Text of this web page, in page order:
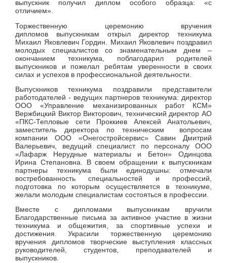
выпускник получил диплом особого образца: «с
отличием».
Торжественную церемонию вручения
дипломов выпускникам открыл директор техникума
Михаил Яковлевич Гордин. Михаил Яковлевич поздравил
молодых специалистов со знаменательным днем –
окончанием техникума, поблагодарил родителей
выпускников и пожелал ребятам уверенности в своих
силах и успехов в профессиональной деятельности.
Выпускников техникума поздравили представители
работодателей - ведущих партнеров техникума: директор
ООО «Управление механизированных работ КСМ»
Вержбицкий Виктор Викторович, технический директорАО
«ПКС-Тепловые сети Проккиев Алексей Анатольевич,
заместитель директора по техническим вопросам
компании ООО «Онегостройсервис» Савин Дмитрий
Валерьевич, ведущий специалист по персоналу ООО
«Лафарж Нерудные материалы и Бетон» Одинцова
Ирина Степановна. В своем обращении к выпускникам
партнеры техникума были единодушны: отмечали
востребованность специальностей и профессий,
подготовка по которым осуществляется в техникуме,
желали молодым специалистам состояться в профессии.
Вместе с дипломами выпускникам вручили
Благодарственные письма за активное участие в жизни
техникума и общежития, за спортивные успехи и
достижения. Украсили торжественную церемонию
вручения дипломов творческие выступления классных
руководителей, студентов, преподавателей и
выпускников.